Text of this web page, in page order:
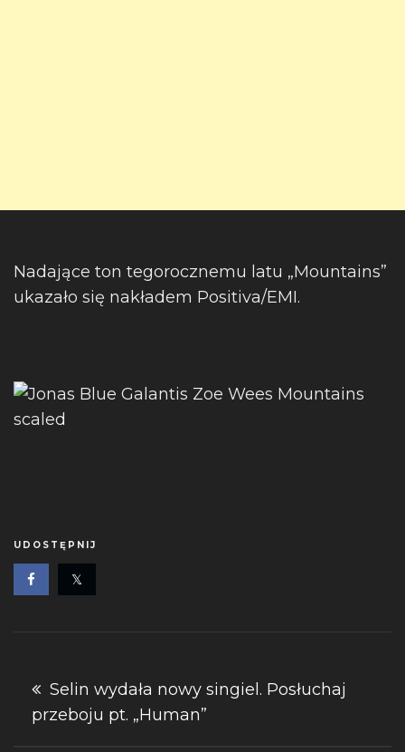
Nadające ton tegorocznemu latu „Mountains”
ukazało się nakładem Positiva/EMI.
UDOSTĘPNIJ
Nawigacja
wpisu
Selin wydała nowy singiel. Posłuchaj
przeboju pt. „Human”